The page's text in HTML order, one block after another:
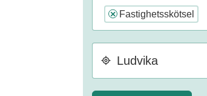
× Fastighetsskötsel